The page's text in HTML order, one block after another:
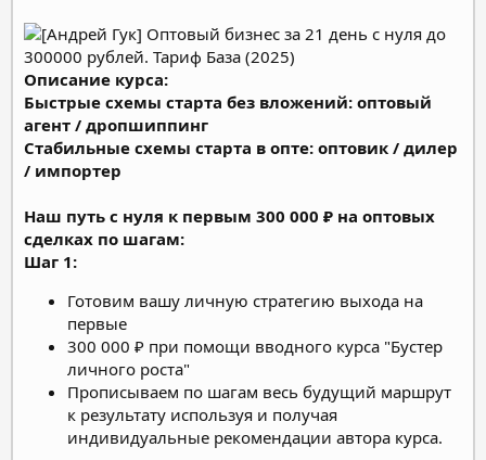
Описание курса:
Быстрые схемы старта без вложений: оптовый
агент / дропшиппинг
Стабильные схемы старта в опте: оптовик / дилер
/ импортер
Наш путь с нуля к первым 300 000 ₽ на оптовых
сделках по шагам:
Шаг 1:
Готовим вашу личную стратегию выхода на
первые
300 000 ₽ при помощи вводного курса "Бустер
личного роста"
Прописываем по шагам весь будущий маршрут
к результату используя и получая
индивидуальные рекомендации автора курса.